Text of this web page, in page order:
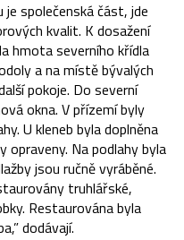
společenská část, jde
kvalit. K dosažení
hmota severního křídla
a na místě bývalých
pokoje. Do severní
okna. V přízemí byly
U kleneb byla doplněna
Na podlahy byla
jsou ručně vyráběné.
truhlářské,
Restaurována byla
dodávají.